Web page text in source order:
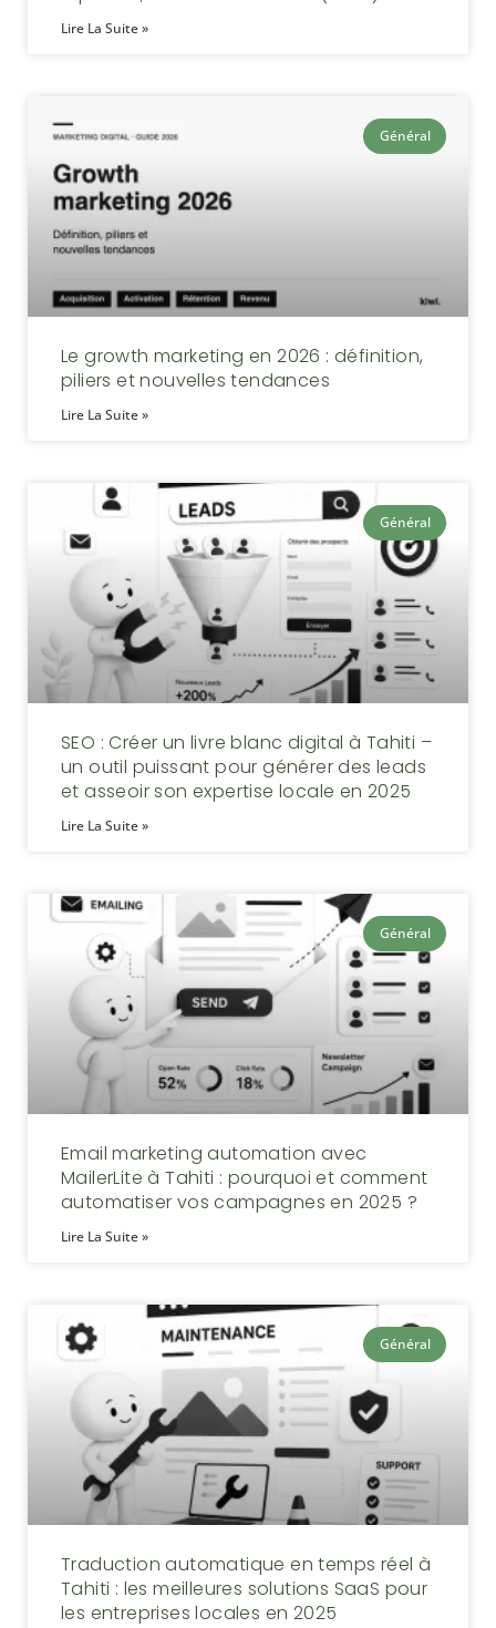
Lire La Suite »
Général
Le growth marketing en 2026 : définition,
piliers et nouvelles tendances
Lire La Suite »
Général
SEO : Créer un livre blanc digital à Tahiti –
un outil puissant pour générer des leads
et asseoir son expertise locale en 2025
Lire La Suite »
Général
Email marketing automation avec
MailerLite à Tahiti : pourquoi et comment
automatiser vos campagnes en 2025 ?
Lire La Suite »
Général
Traduction automatique en temps réel à
Tahiti : les meilleures solutions SaaS pour
les entreprises locales en 2025